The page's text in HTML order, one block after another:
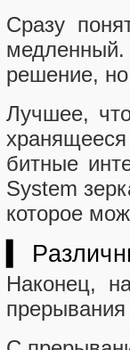
Сразу
решение, но
Лучшее,
битные
System
которое
▍
Наконец,